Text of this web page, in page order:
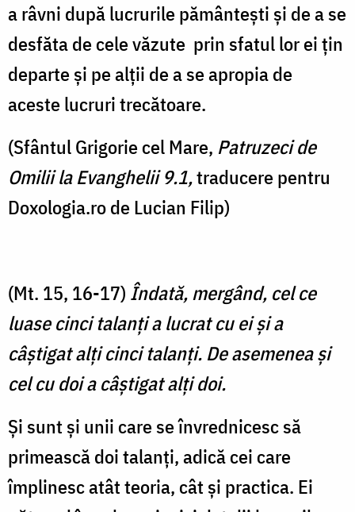
a râvni după lucrurile pământești și de a se
desfăta de cele văzute prin sfatul lor ei țin
departe și pe alții de a se apropia de
aceste lucruri trecătoare.
(Sfântul Grigorie cel Mare, Patruzeci de
Omilii la Evanghelii 9.1,traducere pentru
Doxologia.ro de Lucian Filip)
(Mt. 15, 16-17) Îndată, mergând, cel ce
luase cinci talanţi a lucrat cu ei şi a
câştigat alţi cinci talanţi. De asemenea şi
cel cu doi a câştigat alţi doi.
Și sunt și unii care se învrednicesc să
primească doi talanți, adică cei care
împlinesc atât teoria, cât și practica. Ei